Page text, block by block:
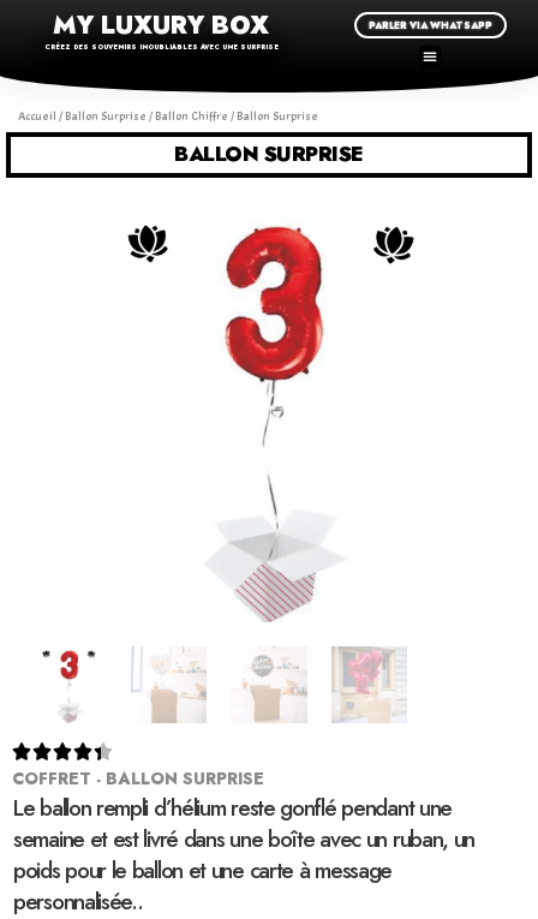
MY LUXURY BOX
CRÉEZ DES SOUVENIRS INOUBLIABLES AVEC UNE SURPRISE
PARLER VIA WHATSAPP
Accueil / Ballon Surprise / Ballon Chiffre / Ballon Surprise
BALLON SURPRISE

COFFRET - BALLON SURPRISE
Le ballon rempli d’hélium reste gonflé pendant une
semaine et est livré dans une boîte avec un ruban, un
poids pour le ballon et une carte à message
personnalisée..